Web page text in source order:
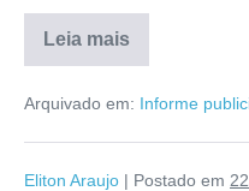
Leia mais
Arquivado em: Informe
Eliton Araujo | Postado em